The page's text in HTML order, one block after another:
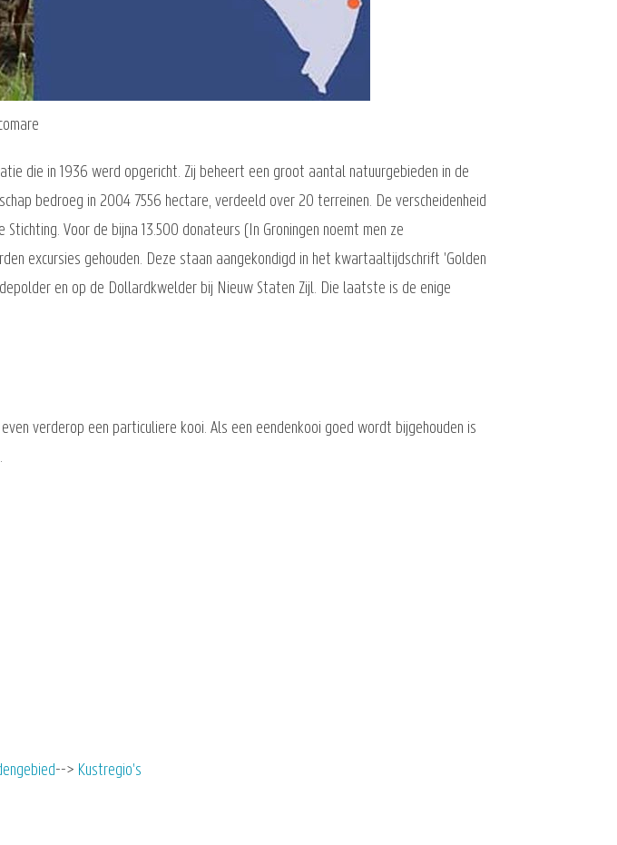
die in 1936 werd opgericht. Zij beheert een groot aantal natuurgebieden in de
bedroeg in 2004 7556 hectare, verdeeld over 20 terreinen. De verscheidenheid
Voor de bijna 13.500 donateurs (In Groningen noemt men ze
excursies gehouden. Deze staan aangekondigd in het kwartaaltijdschrift 'Golden
en op de Dollardkwelder bij Nieuw Staten Zijl. Die laatste is de enige
verderop een particuliere kooi. Als een eendenkooi goed wordt bijgehouden is
Kustregio's